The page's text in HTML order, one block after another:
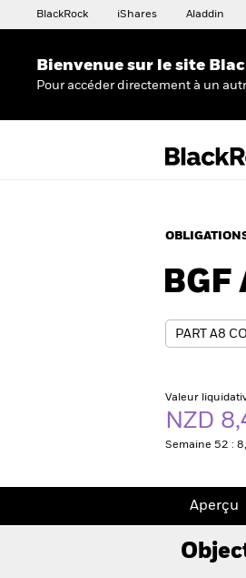
BlackRock iShares Aladdin
Bienvenue sur le site
Pour accéder directement à un
Valeur
NZD
Semaine 52 :
Aperçu